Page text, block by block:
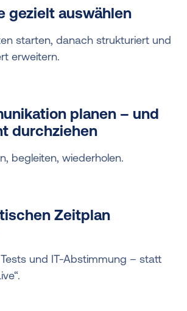
gezielt auswählen
starten, danach strukturiert und
erweitern.
planen – und
durchziehen
begleiten, wiederholen.
Zeitplan
und IT-Abstimmung – statt